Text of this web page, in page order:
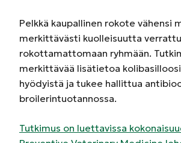
Pelkkä kaupallinen rokote vähensi
merkittävästi kuolleisuutta
rokottamattomaan ryhmään.
merkittävää lisätietoa
hyödyistä ja tukee hallittua
broilerintuotannossa.
Tutkimus on luettavissa